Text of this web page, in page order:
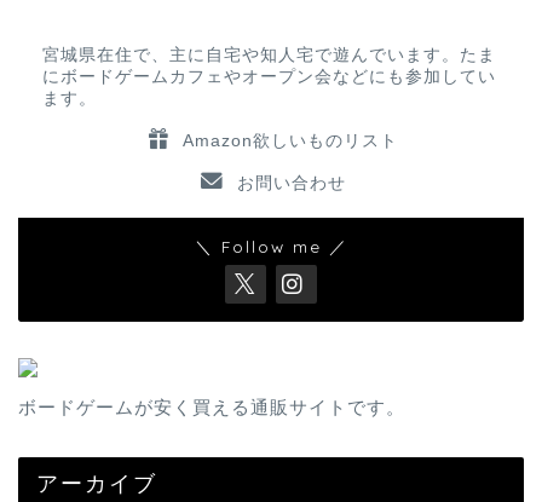
宮城県在住で、主に自宅や知人宅で遊んでいます。たま
にボードゲームカフェやオープン会などにも参加してい
ます。
Amazon欲しいものリスト
お問い合わせ
＼ Follow me ／
ボードゲームが安く買える通販サイトです。
アーカイブ